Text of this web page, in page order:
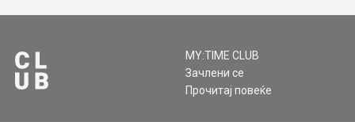
MY:TIME CLUB
Зачлени се
Прочитај повеќе